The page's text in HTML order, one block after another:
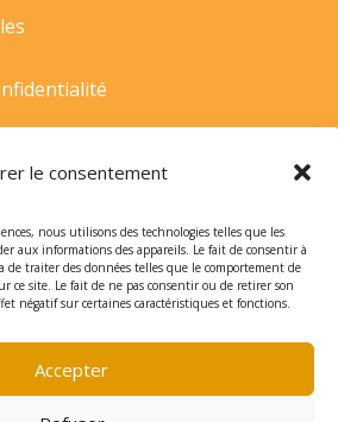
le consentement
nous utilisons des technologies telles que les
aux informations des appareils. Le fait de consentir à
de traiter des données telles que le comportement de
ce site. Le fait de ne pas consentir ou de retirer son
négatif sur certaines caractéristiques et fonctions.
Accepter